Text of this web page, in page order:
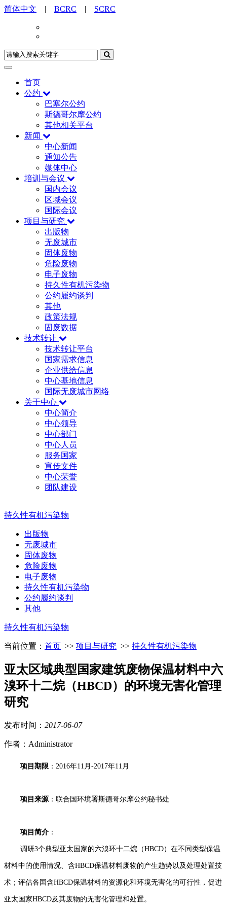
简体中文 | BCRC | SCRC
首页
公约
巴塞尔公约
斯德哥尔摩公约
其他相关平台
新闻
中心新闻
通知公告
媒体中心
培训与会议
国内会议
区域会议
国际会议
项目与研究
出版物
无废城市
固体废物
危险废物
电子废物
持久性有机污染物
公约履约谈判
其他
政策法规
固废数据
技术转让
技术转让平台
国家需求信息
企业供给信息
中心基地信息
国际无废城市网络
关于中心
中心简介
中心领导
中心部门
中心人员
服务国家
宣传文件
中心荣誉
团队建设
持久性有机污染物
出版物
无废城市
固体废物
危险废物
电子废物
持久性有机污染物
公约履约谈判
其他
持久性有机污染物
当前位置： 首页 >> 项目与研究 >> 持久性有机污染物
亚太区域典型国家建筑废物保温材料中六
溴环十二烷（HBCD）的环境无害化管理
研究
发布时间： 2017-06-07
作者：Administrator
项目期限 ： 2016年11 月 -2017年11 月
项目来源：联合国环境署斯德哥尔摩公约秘书处
项目简介 ：
调研3个典型亚太国家的六溴环十二烷（HBCD）在不同类型保温
材料中的使用情况、含HBCD保温材料废物的产生趋势以及处理处置技
术；评估各国含HBCD保温材料的资源化和环境无害化的可行性，促进
亚太国家HBCD及其废物的无害化管理和处置。